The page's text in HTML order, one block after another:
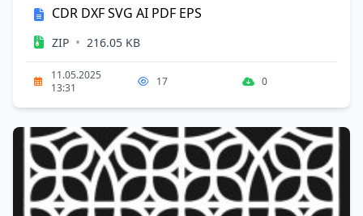
CDR DXFSVG AI PDF EPS
ZIP • 216.05 KB
11.05.2025
13:31
17 0